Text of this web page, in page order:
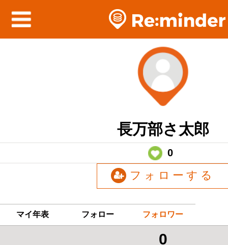
長万部さ太郎
0
フォローする
マイ年表 フォロー フォロワー
0